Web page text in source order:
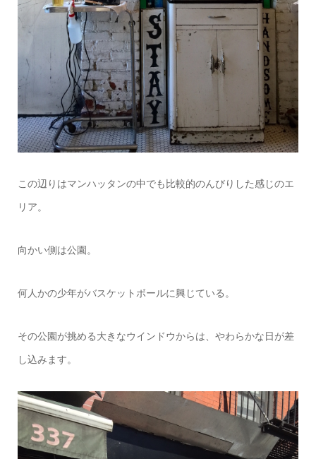
この辺りはマンハッタンの中でも比較的のんびりした感じのエ
リア。
向かい側は公園。
何人かの少年がバスケットボールに興じている。
その公園が挑める大きなウインドウからは、やわらかな日が差
し込みます。